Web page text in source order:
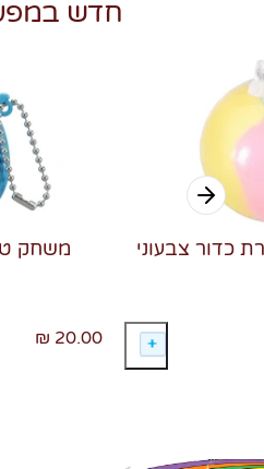
חדש
משחק
20.00 ₪
כדור צבעוני